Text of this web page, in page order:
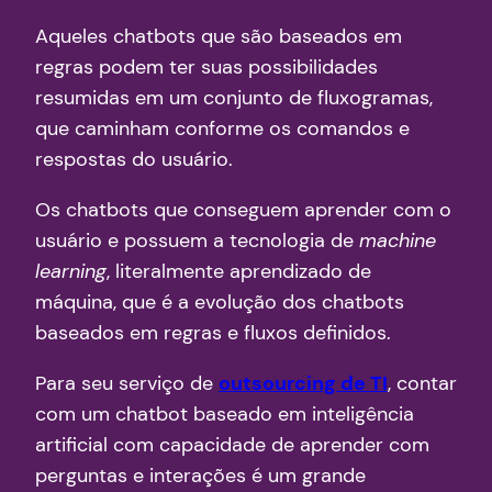
Aqueles chatbots que são baseados em
regras podem ter suas possibilidades
resumidas em um conjunto de fluxogramas,
que caminham conforme os comandos e
respostas do usuário.
Os chatbots que conseguem aprender com o
usuário e possuem a tecnologia de machine
learning, literalmente aprendizado de
máquina, que é a evolução dos chatbots
baseados em regras e fluxos definidos.
Para seu serviço de outsourcing de TI, contar
com um chatbot baseado em inteligência
artificial com capacidade de aprender com
perguntas e interações é um grande